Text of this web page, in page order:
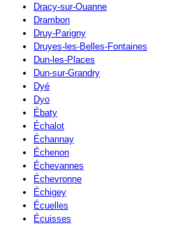
Dracy-sur-Ouanne
Drambon
Druy-Parigny
Druyes-les-Belles-Fontaines
Dun-les-Places
Dun-sur-Grandry
Dyé
Dyo
Ébaty
Échalot
Échannay
Échenon
Échevannes
Échevronne
Échigey
Écuelles
Écuisses